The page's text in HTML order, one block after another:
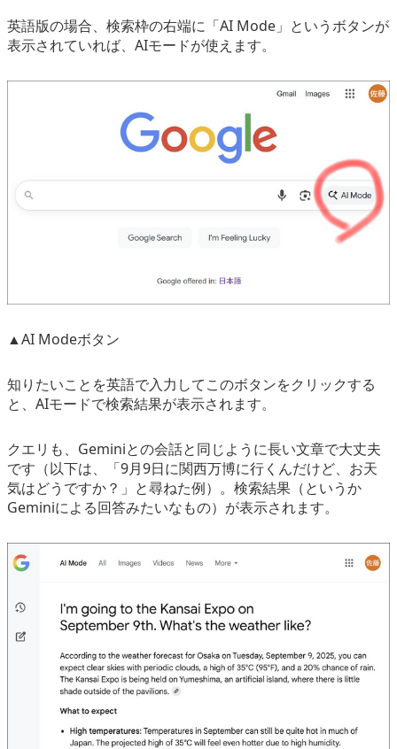
英語版の場合、検索枠の右端に「AI Mode」というボタンが
表示されていれば、AIモードが使えます。
▲AI Modeボタン
知りたいことを英語で入力してこのボタンをクリックする
と、AIモードで検索結果が表示されます。
クエリも、Geminiとの会話と同じように長い文章で大丈夫
です（以下は、「9月9日に関西万博に行くんだけど、お天
気はどうですか？」と尋ねた例）。検索結果（というか
Geminiによる回答みたいなもの）が表示されます。